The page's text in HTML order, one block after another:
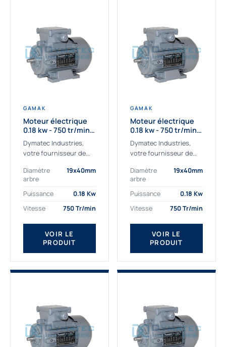
GAMAK
Moteur électrique
0.18 kw - 750 tr/min -
230/400V - IE2
Dymatec Industries,
votre fournisseur de
kw. Dymatec Industries
vous propose le moteur
électrique 0.18 kw, un
qualité Gamak...
Diamètre
arbre
19x40mm
Puissance
0.18 Kw
Vitesse
750 Tr/min
VOIR LE
PRODUIT
GAMAK
Moteur électrique
0.18 kw - 750 tr/min -
230/400V - IE3
Dymatec Industries,
votre fournisseur de
kw. Dymatec Industries
vous propose le moteur
électrique 0.18 kw, un
moteur de qualité...
Diamètre
arbre
19x40mm
Puissance
0.18 Kw
Vitesse
750 Tr/min
VOIR LE
PRODUIT